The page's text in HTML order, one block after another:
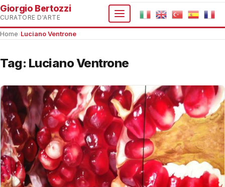
Giorgio Bertozzi
CURATORE D'ARTE
Home Luciano Ventrone
Tag: Luciano Ventrone